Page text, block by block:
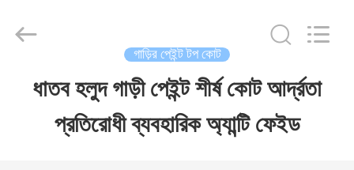
Chemical
গাড়ির পেইন্ট টপ কোট
ধাতব হলুদ গাড়ী পেইন্ট শীর্ষ কোট আর্দ্রতা
প্রতিরোধী ব্যবহারিক অ্যান্টি ফেইড